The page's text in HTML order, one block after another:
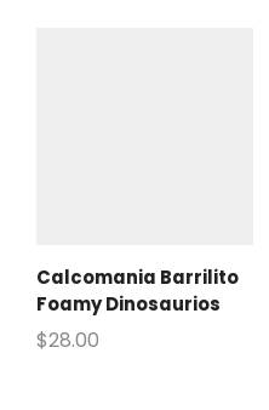
Calcomania Barrilito
Foamy Dinosaurios
$28.00